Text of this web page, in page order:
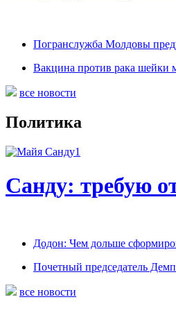
Погранслужба Молдовы
Вакцина против рака шейки
все новости
Политика
Санду: требую
Додон: Чем дольше
Почетный председатель
все новости